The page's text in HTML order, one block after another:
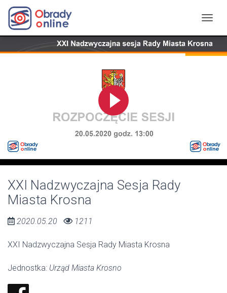
XXI Nadzwyczajna Sesja Rady
Miasta Krosna
2020.05.20 1211
XXI Nadzwyczajna Sesja Rady Miasta Krosna
Jednostka: Urząd Miasta Krosno